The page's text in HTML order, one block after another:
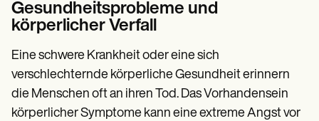
Gesundheitsprobleme und
körperlicher Verfall
Eine schwere Krankheit oder eine sich
verschlechternde körperliche Gesundheit erinnern
die Menschen oft an ihren Tod. Das Vorhandensein
körperlicher Symptome kann eine extreme Angst vor